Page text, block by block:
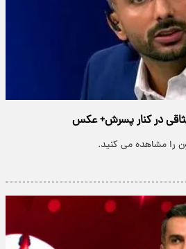
در کنار پسرش+ عکس
را مشاهده می کنید.